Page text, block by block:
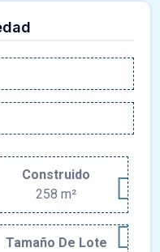
Construido
258 m²
Tamaño De Lote